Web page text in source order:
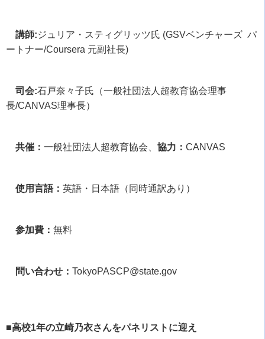
講師:ジュリア・スティグリッツ氏 (GSVベンチャーズ パ
ートナー/Coursera 元副社長)
司会:石戸奈々子氏（一般社団法人超教育協会理事
長/CANVAS理事長）
共催： 一般社団法人超教育協会、 協力： CANVAS
使用言語： 英語・日本語（同時通訳あり）
参加費： 無料
問い合わせ： TokyoPASCP@state.gov
■高校1年の立崎乃衣さんをパネリストに迎え